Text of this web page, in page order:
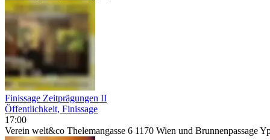
Finissage Zeitprägungen II
Öffentlichkeit, Finissage
17:00
Verein welt&co Thelemangasse 6 1170 Wien und Brunnenpassage